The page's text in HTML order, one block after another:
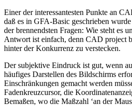
Einer der interessantesten Punkte an
daß es in GFA-Basic geschrieben
der brennendsten Fragen: Wie steht es
Antwort ist einfach, denn CAD project
hinter der Konkurrenz zu verstecken.
Der subjektive Eindruck ist gut, wenn
häufiges Darstellen des Bildschirms
Einschränkungen gemacht werden
Fadenkreuzcursor, die
Bemaßen, wo die Maßzahl ‘an der